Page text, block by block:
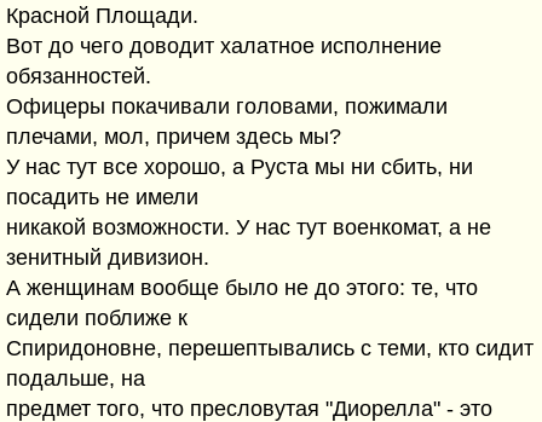
Красной Площади.
Вот до чего доводит халатное исполнение
обязанностей.
Офицеры покачивали головами, пожимали
плечами, мол, причем здесь мы?
У нас тут все хорошо, а Руста мы ни сбить, ни
посадить не имели
никакой возможности. У нас тут военкомат, а не
зенитный дивизион.
А женщинам вообще было не до этого: те, что
сидели поближе к
Спиридоновне, перешептывались с теми, кто сидит
подальше, на
предмет того, что пресловутая "Диорелла" - это